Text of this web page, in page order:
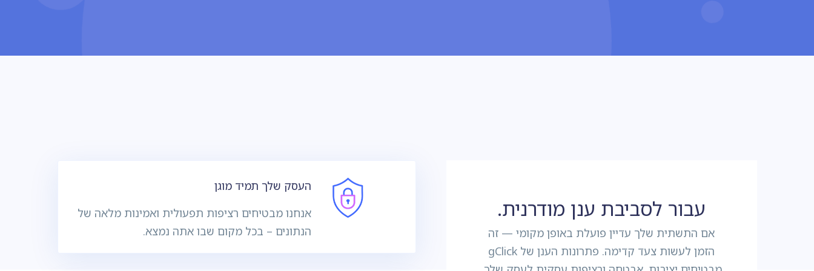
העסק שלך תמיד מוגן
אנחנו מבטיחים רציפות תפעולית ואמינות מלאה של
הנתונים – בכל מקום שבו אתה נמצא.
עבור לסביבת ענן מודרנית.
אם התשתית שלך עדיין פועלת באופן מקומי — זה
הזמן לעשות צעד קדימה. פתרונות הענן של gClick